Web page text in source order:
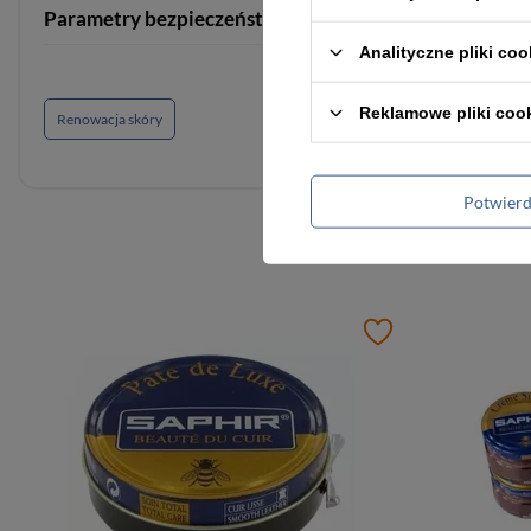
Parametry bezpieczeństwa
Renowacja skóry
Podobne
Analityczne pliki
Reklamowe pliki